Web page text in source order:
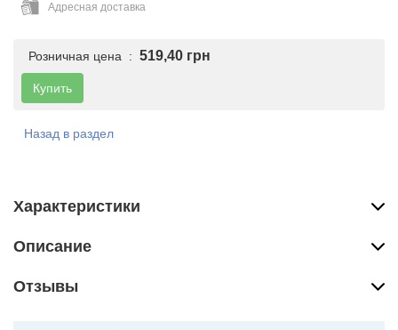
Адресная доставка
Розничная цена : 519,40 грн
Купить
Назад в раздел
Характеристики
Описание
Отзывы